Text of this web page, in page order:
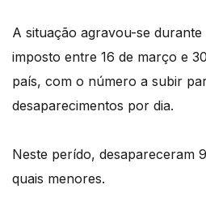
A situação agravou-se
imposto entre 16 de março e
país, com o número a subir
desaparecimentos por dia.
Neste perído, desapareceram
quais menores.